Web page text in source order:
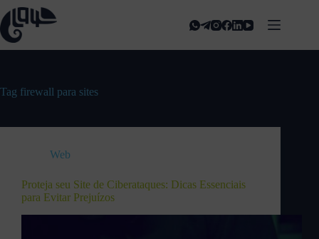
Tag firewall para sites
Web
Proteja seu Site de Ciberataques: Dicas Essenciais
para Evitar Prejuízos